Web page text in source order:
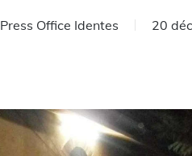
Press Office Identes 20